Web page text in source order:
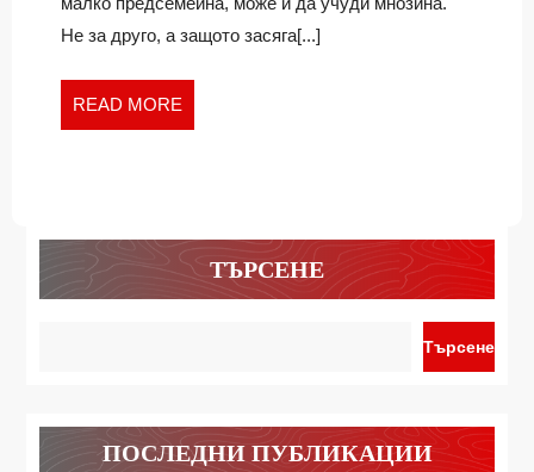
СВАТБАТА
на
сватбата
Не за друго, а защото засяга[...]
READ MORE
MORE
ТЪРСЕНЕ
Търсене
ПОСЛЕДНИ ПУБЛИКАЦИИ